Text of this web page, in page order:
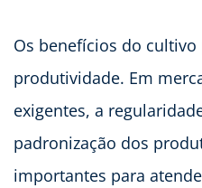
Os benefícios do
produtividade. Em
exigentes, a
padronização dos
importantes para